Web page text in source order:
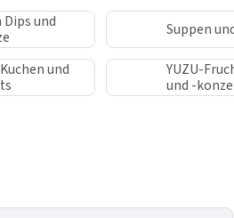
Dips und
Suppen
und
YUZU-
und -